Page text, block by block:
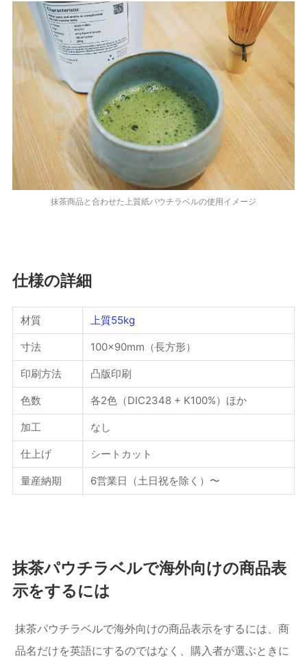
抹茶商品と合わせた上質紙パウチラベルの使用イメージ
仕様の詳細
材質 上質55kg
寸法 100×90mm（長方形）
印刷方法 凸版印刷
色数 各2色（DIC2348 + K100%）ほか
加工 なし
仕上げ シートカット
量産納期 6営業日（土日祝を除く）〜
抹茶パウチラベルで海外向けの商品表
示をするには
抹茶パウチラベルで海外向けの商品表示をするには、商
品名だけを英語にするのではなく、購入者が選ぶときに